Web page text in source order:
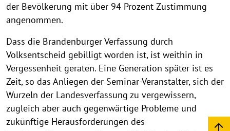
der Bevölkerung mit über 94 Prozent Zustimmung
angenommen.
Dass die Brandenburger Verfassung durch
Volksentscheid gebilligt worden ist, ist weithin in
Vergessenheit geraten. Eine Generation später ist es
Zeit, so das Anliegen der Seminar-Veranstalter, sich der
Wurzeln der Landesverfassung zu vergewissern,
zugleich aber auch gegenwärtige Probleme und
zukünftige Herausforderungen des